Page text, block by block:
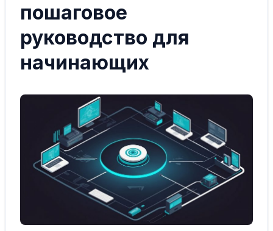
пошаговое
руководство для
начинающих